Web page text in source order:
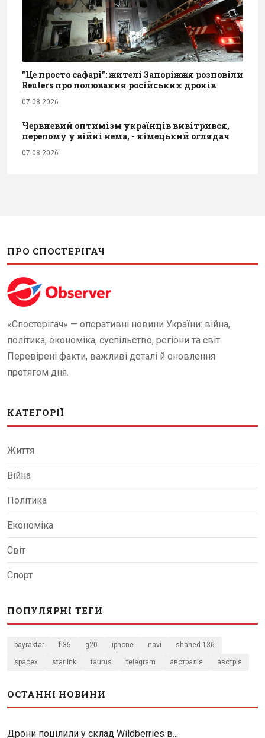
"Це просто сафарі": жителі Запоріжжя розповіли
Reuters про полювання російських дронів
07.08.2026
Червневий оптимізм українців вивітрився,
перелому у війні нема, - німецький оглядач
07.08.2026
ПРО СПОСТЕРІГАЧ
«Спостерігач» — оперативні новини України: війна,
політика, економіка, суспільство, регіони та світ.
Перевірені факти, важливі деталі й оновлення
протягом дня.
КАТЕГОРІЇ
Життя
Війна
Політика
Економіка
Світ
Спорт
ПОПУЛЯРНІ ТЕГИ
bayraktar f-35 g20 iphone navi shahed-136
spacex starlink taurus telegram австралія австрія
ОСТАННІ НОВИНИ
Дрони поцілили у склад Wildberries в...